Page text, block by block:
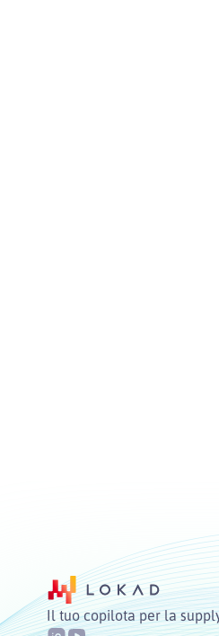
Il tuo copilota per la